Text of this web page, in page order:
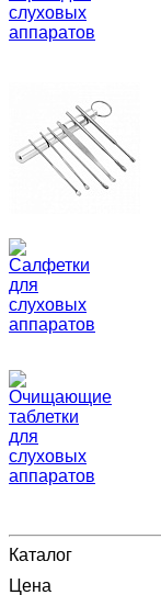
Каталог
Цена